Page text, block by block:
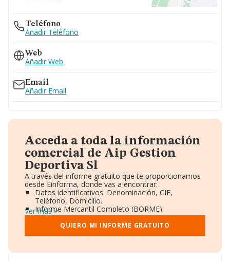
Teléfono
Añadir Teléfono
Web
Añadir Web
Email
Añadir Email
Acceda a toda la información
comercial de Aip Gestion
Deportiva Sl
A través del informe gratuito que te proporcionamos
desde Einforma, donde vas a encontrar:
Datos identificativos: Denominación, CIF,
Teléfono, Domicilio.
Informe Mercantil Completo (BORME).
Gráficos de Evolución Ventas y Empleados.
Consejo de Administración y Administradores.
Directivos y Ejecutivos.
Ver más
QUIERO MI INFORME GRATUITO